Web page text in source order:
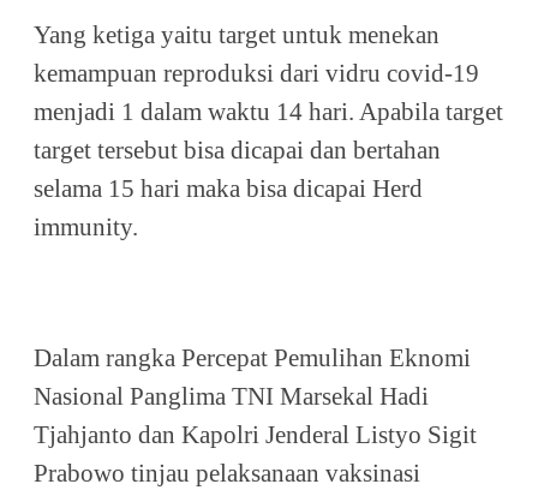
Yang ketiga yaitu target untuk menekan
kemampuan reproduksi dari vidru covid-19
menjadi 1 dalam waktu 14 hari. Apabila target
target tersebut bisa dicapai dan bertahan
selama 15 hari maka bisa dicapai Herd
immunity.
Dalam rangka Percepat Pemulihan Eknomi
Nasional Panglima TNI Marsekal Hadi
Tjahjanto dan Kapolri Jenderal Listyo Sigit
Prabowo tinjau pelaksanaan vaksinasi